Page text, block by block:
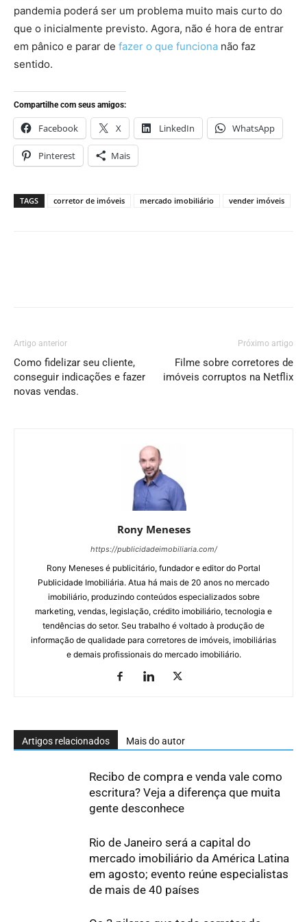
pandemia poderá ser um problema muito mais curto do
que o inicialmente previsto. Agora, não é hora de entrar
em pânico e parar de fazer o que funciona não faz
sentido.
Compartilhe com seus amigos:
Facebook X LinkedIn WhatsApp
Pinterest Mais
TAGS corretor de imóveis mercado imobiliário vender imóveis
Artigo anterior
Como fidelizar seu cliente,
conseguir indicações e fazer
novas vendas.
Próximo artigo
Filme sobre corretores de
imóveis corruptos na Netflix
Rony Meneses
https://publicidadeimobiliaria.com/
Rony Meneses é publicitário, fundador e editor do Portal
Publicidade Imobiliária. Atua há mais de 20 anos no mercado
imobiliário, produzindo conteúdos especializados sobre
marketing, vendas, legislação, crédito imobiliário, tecnologia e
tendências do setor. Seu trabalho é voltado à produção de
informação de qualidade para corretores de imóveis, imobiliárias
e demais profissionais do mercado imobiliário.
Artigos relacionados Mais do autor
Recibo de compra e venda vale como
escritura? Veja a diferença que muita
gente desconhece
Rio de Janeiro será a capital do
mercado imobiliário da América Latina
em agosto; evento reúne especialistas
de mais de 40 países